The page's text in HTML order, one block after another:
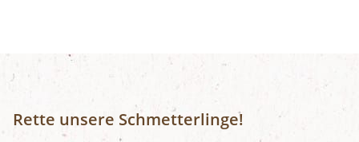
Rette unsere Schmetterlinge!